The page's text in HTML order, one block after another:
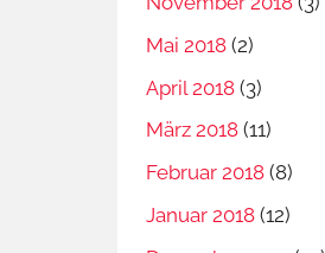
Mai 2018 (2)
April 2018 (3)
März 2018 (11)
Februar 2018 (8)
Januar 2018 (12)